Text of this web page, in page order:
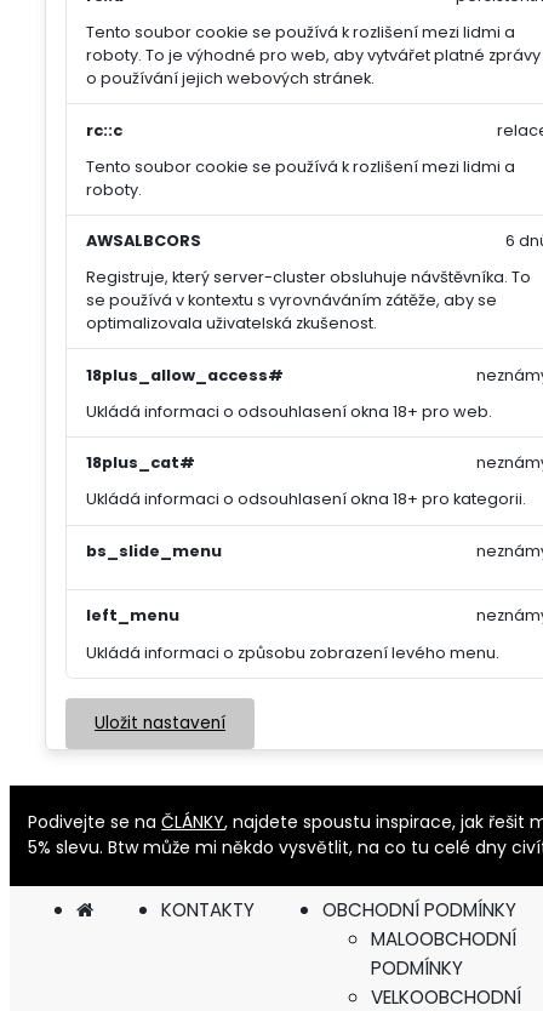
Tento soubor cookie se používá k rozlišení mezi lidmi a
roboty. To je výhodné pro web, aby vytvářet platné zprávy
o používání jejich webových stránek.
rc::c
Tento soubor cookie se používá k rozlišení mezi lidmi a
roboty.
AWSALBCORS
Registruje, který server-cluster obsluhuje návštěvníka. To
se používá v kontextu s vyrovnáváním zátěže, aby se
optimalizovala uživatelská zkušenost.
6
18plus_allow_access#
Ukládá informaci o odsouhlasení okna 18+ pro web.
18plus_cat#
Ukládá informaci o odsouhlasení okna 18+ pro kategorii.
bs_slide_menu
left_menu
Ukládá informaci o způsobu zobrazení levého menu.
Uložit nastavení
Podivejte se naČLÁNKY, najdete spoustu inspirace, jak řešit
5% slevu. Btw může mi někdo vysvětlit, na co tu celé dny
KONTAKTY
OBCHODNÍ PODMÍNKY
MALOOBCHODNÍ
PODMÍNKY
VELKOOBCHODNÍ